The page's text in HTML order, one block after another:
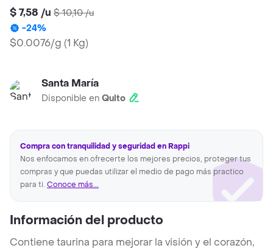
$ 7,58 /u $ 10,10/u
-24%
$0.0076/g (1 Kg)
Santa María
Disponible en Quito
Compra con tranquilidad y seguridad en Rappi
Nos enfocamos en ofrecerte los mejores precios, proteger tus
compras y que puedas utilizar el medio de pago más practico
para ti. Conoce más...
Información del producto
Contiene taurina para mejorar la visión y el corazón,